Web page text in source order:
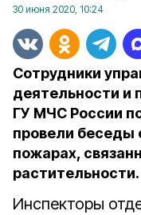
30 июня 2020, 10:24
Сотрудники
деятельности и
ГУ МЧС России
провели беседы
пожарах,
растительности.
Инспекторы